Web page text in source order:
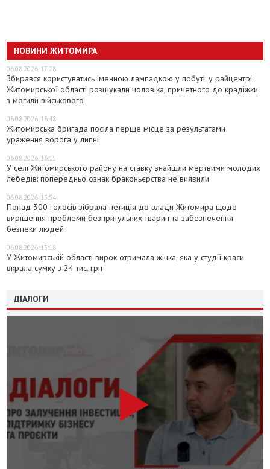
НОВИНИ ЖИТОМИРА
06.08.2026, 17:28
Збирався користуватись іменною лампадкою у побуті: у райцентрі
Житомирської області розшукали чоловіка, причетного до крадіжки
з могили військового
06.08.2026, 16:48
Житомирська бригада посіла перше місце за результатами
ураження ворога у липні
06.08.2026, 16:15
У селі Житомирського району на ставку знайшли мертвими молодих
лебедів: попередньо ознак браконьєрства не виявили
06.08.2026, 15:54
Понад 300 голосів зібрала петиція до влади Житомира щодо
вирішення проблеми безпритульних тварин та забезпечення
безпеки людей
06.08.2026, 15:18
У Житомирській області вирок отримала жінка, яка у студії краси
вкрала сумку з 24 тис. грн
ДІАЛОГИ